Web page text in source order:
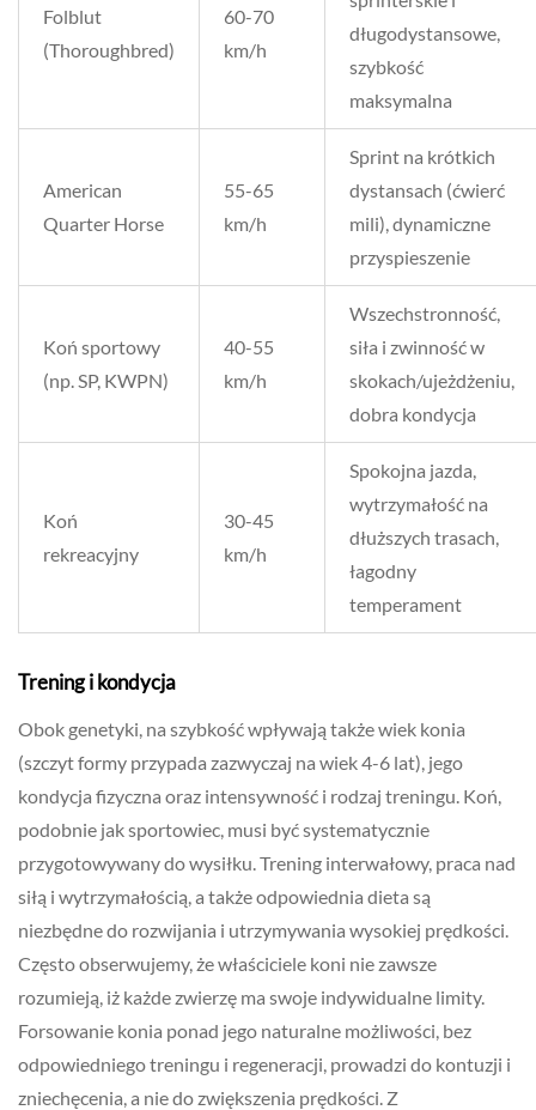
Folblut
(Thoroughbred)
60-70
km/h
długodystansowe,
szybkość
maksymalna
American
Quarter Horse
55-65
km/h
Sprint na krótkich
dystansach (ćwierć
mili), dynamiczne
przyspieszenie
Koń sportowy
(np. SP, KWPN)
40-55
km/h
Wszechstronność,
siła i zwinność w
skokach/ujeżdżeniu,
dobra kondycja
Koń
rekreacyjny
30-45
km/h
Spokojna jazda,
wytrzymałość na
dłuższych trasach,
łagodny
temperament
Trening i kondycja
Obok genetyki, na szybkość wpływają także wiek konia
(szczyt formy przypada zazwyczaj na wiek 4-6 lat), jego
kondycja fizyczna oraz intensywność i rodzaj treningu. Koń,
podobnie jak sportowiec, musi być systematycznie
przygotowywany do wysiłku. Trening interwałowy, praca nad
siłą i wytrzymałością, a także odpowiednia dieta są
niezbędne do rozwijania i utrzymywania wysokiej prędkości.
Często obserwujemy, że właściciele koni nie zawsze
rozumieją, iż każde zwierzę ma swoje indywidualne limity.
Forsowanie konia ponad jego naturalne możliwości, bez
odpowiedniego treningu i regeneracji, prowadzi do kontuzji i
zniechęcenia, a nie do zwiększenia prędkości. Z